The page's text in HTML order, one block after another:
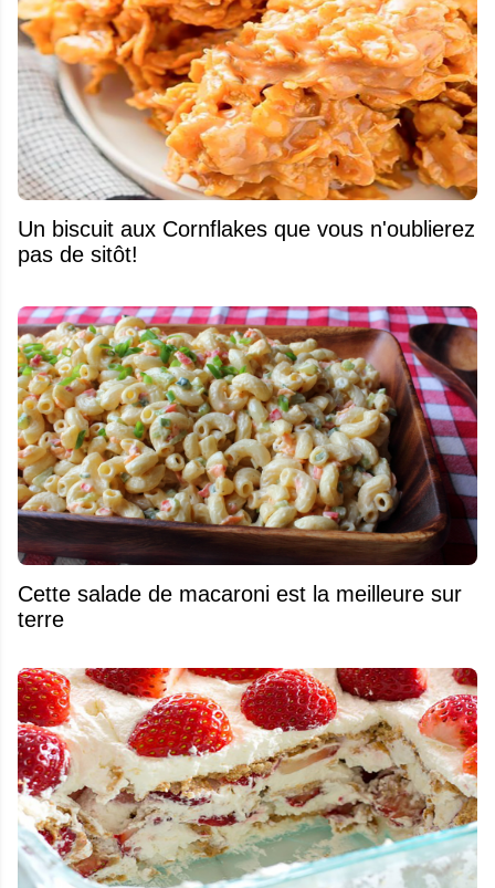
Un biscuit aux Cornflakes que vous n'oublierez
pas de sitôt!
Cette salade de macaroni est la meilleure sur
terre